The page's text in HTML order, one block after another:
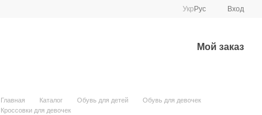
Укр Рус Вход
Мой заказ
Главная Каталог Обувь для детей
Обувь для девочек
Кроссовки для девочек